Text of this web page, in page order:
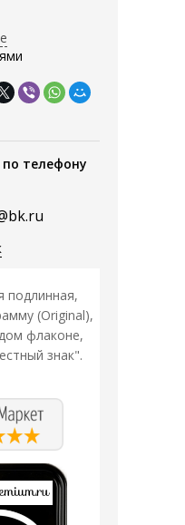
телефону
подлинная,
(Original),
флаконе,
знак".